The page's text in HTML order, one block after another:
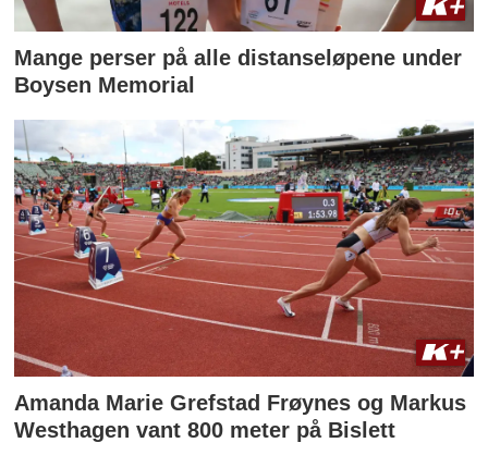
Mange perser på alle distanseløpene under
Boysen Memorial
Amanda Marie Grefstad Frøynes og Markus
Westhagen vant 800 meter på Bislett